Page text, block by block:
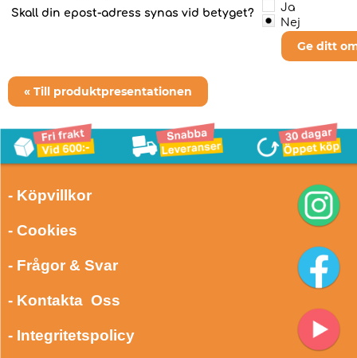
Skall din epost-adress synas vid betyget?
Ja
Nej
Ge ditt
« Till produktpresentationen
- Köpvillkor
- Cookies
- Frågor & Svar
- Kontakta Oss
- Integritetspolicy